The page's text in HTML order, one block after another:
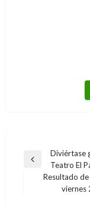
Navegación
entradas
Entrada
anterior
Diviértase
Teatro El
Entrada
Resultado
viernes